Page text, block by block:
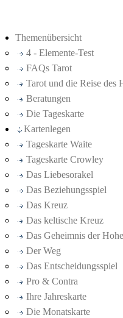
Themenübersicht
4 - Elemente-Test
FAQs Tarot
Tarot und die Reise des
Beratungen
Die Tageskarte
Kartenlegen
Tageskarte Waite
Tageskarte Crowley
Das Liebesorakel
Das Beziehungsspiel
Das Kreuz
Das keltische Kreuz
Das Geheimnis der
Der Weg
Das Entscheidungsspiel
Pro & Contra
Ihre Jahreskarte
Die Monatskarte